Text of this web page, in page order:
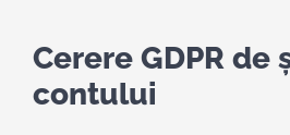
Cerere GDPR de
contului